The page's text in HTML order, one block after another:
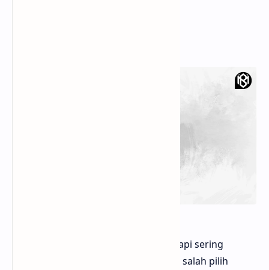
Buat kamu yang doyan nonton film tapi sering
bingung mau nonton apa, atau takut salah pilih